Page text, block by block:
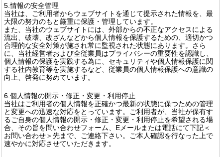
5.情報の安全管理
当社は、ご利用者からウェブサイトを通じて提示された情報を、最
大限の努力のもと厳重に保護・管理しています。
また、当社のウェブサイトには、外部からの不正なアクセスによる
流出、破壊、改ざんなどから個人情報を保護するための、適切かつ
合理的な安全対策が施され常に監視された状態にあります。さら
に、当社経営者および全従業員はプライバシーの重要性を認識し、
個人情報の保護を実践する為に、セキュリティや個人情報保護に関
する社内教育等を実施するなど、従業員の個人情報保護への意識の
向上、啓発に努めています。
6.個人情報の開示・修正・変更・利用停止
当社はご利用者の個人情報を正確かつ最新の状態に保つための管理
と変更への迅速な対応をとっています。ご利用者が、当社が保有す
るご自身の個人情報の開示・修正・変更・利用停止を希望される場
合、その旨を問い合わせフォーム、Eメールまたは電話にて下記＜
お問い合わせ＞先まで、ご連絡下さい。ご本人確認を行なった上で
速やかに対応させていただきます。